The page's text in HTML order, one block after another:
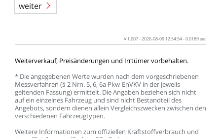
weiter
V 1.007-2026-08-09 12:54:54-0.0189sec
Weiterverkauf, Preisänderungen und Irrtümervorbehalten.
* Dieangegebenen Wertewurden nach dem vorgeschriebenen
Messverfahren (§ 2 Nrn. 5, 6, 6a Pkw-EnVKV in der jeweils
geltenden Fassung)ermittelt. DieAngaben beziehen sich nicht
aufein einzelnes Fahrzeug und sind nicht Bestandteildes
Angebots, sondern dienen allein Vergleichszwecken zwischen den
verschiedenen Fahrzeugtypen.
Weitere Informationen zum offiziellen Kraftstoffverbrauch und